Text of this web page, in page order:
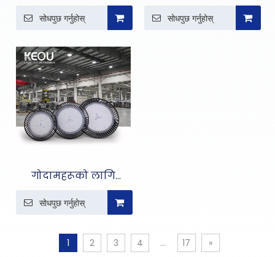
सोधपुछ गर्नुहोस्
लागि टिकाऊ IP65 उच्च बे
एलईडी लाइट
सोधपुछ गर्नुहोस्
गोदामहरूको लागि
औद्योगिक एलईडी UFO
उच्च बे लाइट
सोधपुछ गर्नुहोस्
1 2 3 4 ... 17 »